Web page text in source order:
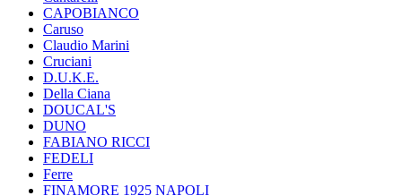
CAPOBIANCO
Caruso
Claudio Marini
Cruciani
D.U.K.E.
Della Ciana
DOUCAL'S
DUNO
FABIANO RICCI
FEDELI
Ferre
FINAMORE 1925 NAPOLI